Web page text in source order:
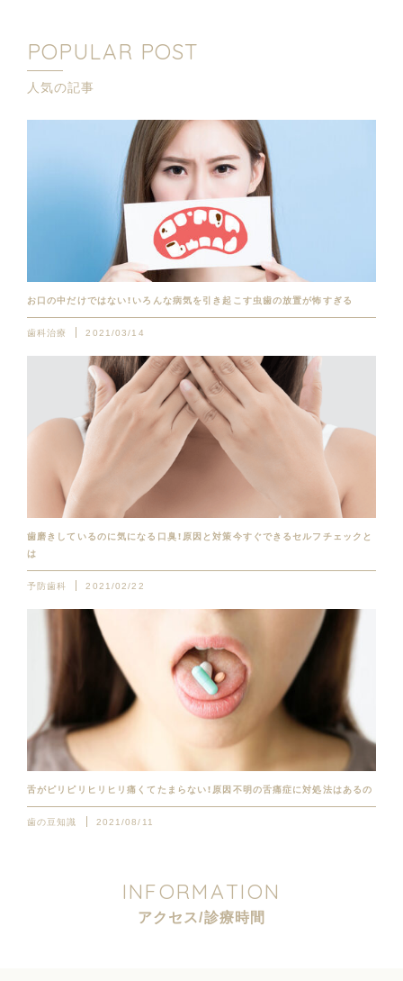
POPULAR POST
人気の記事
お口の中だけではない！いろんな病気を引き起こす虫歯の放置が怖すぎる
歯科治療 2021/03/14
歯磨きしているのに気になる口臭！原因と対策今すぐできるセルフチェックと
は
予防歯科 2021/02/22
舌がピリピリヒリヒリ痛くてたまらない！原因不明の舌痛症に対処法はあるの
歯の豆知識 2021/08/11
INFORMATION
アクセス/診療時間